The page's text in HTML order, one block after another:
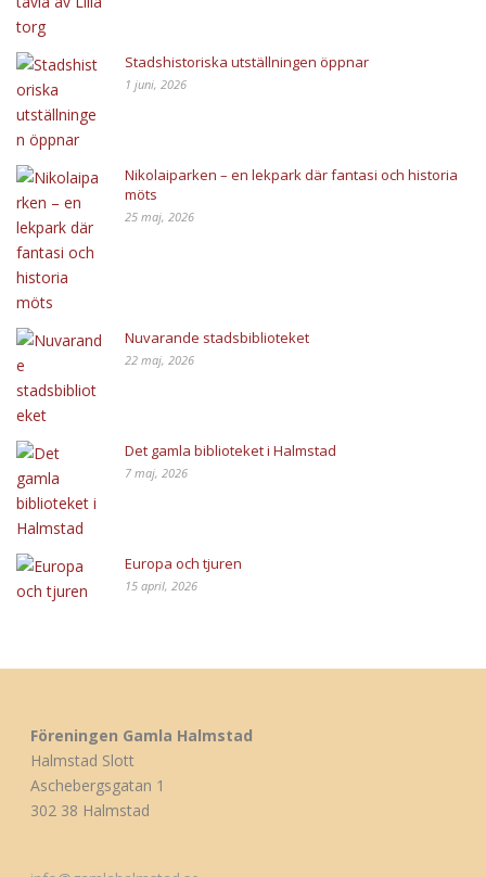
Stadshistoriska utställningen öppnar
1 juni, 2026
Nikolaiparken – en lekpark där fantasi och historia
möts
25 maj, 2026
Nuvarande stadsbiblioteket
22 maj, 2026
Det gamla biblioteket i Halmstad
7 maj, 2026
Europa och tjuren
15 april, 2026
Föreningen Gamla Halmstad
Halmstad Slott
Aschebergsgatan 1
302 38 Halmstad